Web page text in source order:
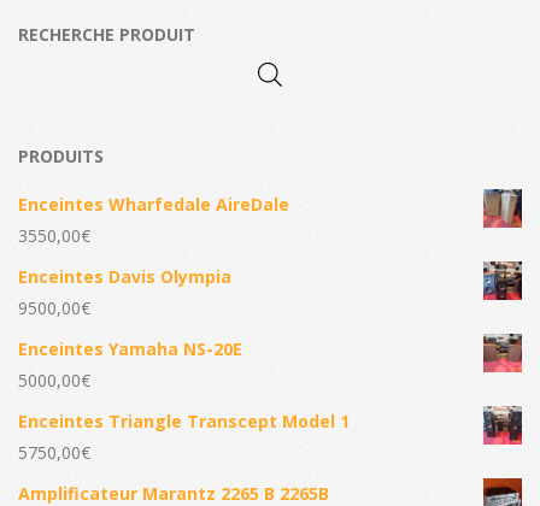
RECHERCHE PRODUIT
PRODUITS
Enceintes Wharfedale AireDale
3550,00€
Enceintes Davis Olympia
9500,00€
Enceintes Yamaha NS-20E
5000,00€
Enceintes Triangle Transcept Model 1
5750,00€
Amplificateur Marantz 2265 B 2265B